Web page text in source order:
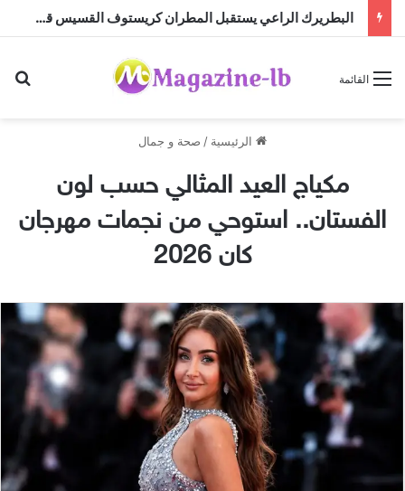
البطريرك الراعي يستقبل المطران كريستوف القسيس قبيل تسلّمه مهمته الجديدة لدى الأمم المتحدة
القائمة
الرئيسية / صحة و جمال
مكياج العيد المثالي حسب لون
الفستان.. استوحي من نجمات مهرجان
كان 2026